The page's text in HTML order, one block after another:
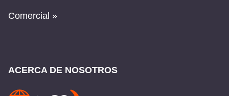
Comercial »
ACERCA DE NOSOTROS